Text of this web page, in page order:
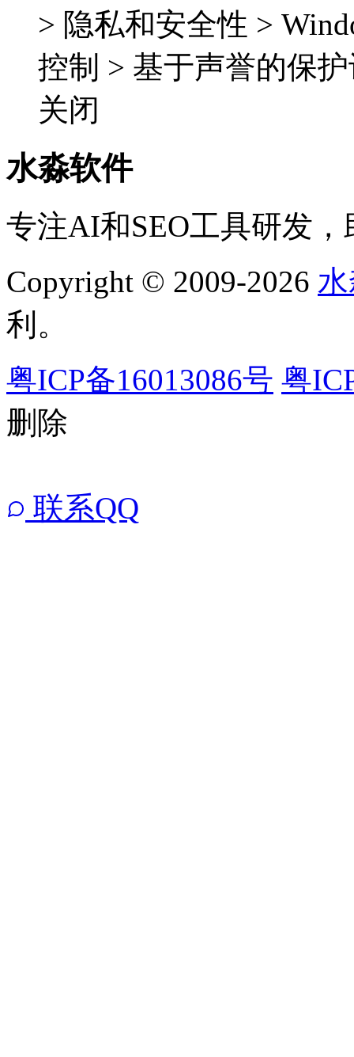
> 隐私和安全性 >
控制 > 基于声誉的保
关闭
水淼软件
专注AI和SEO工具研发
Copyright © 2009-2026
利。
粤ICP备16013086号 粤
删除
联系QQ